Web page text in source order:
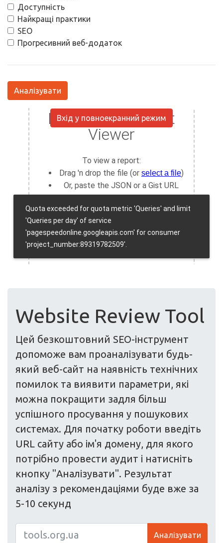
Доступність
Найкращі практики
SEO
Прогресивний веб-додаток
Аналізувати
Вхід у повноекранний режим
Website Review Tool
Цей безкоштовний SEO-інструмент
допоможе вам проаналізувати будь-
який веб-сайт на наявність технічних
помилок та виявити параметри, які
можна покращити задля більш
успішного просування у пошукових
системах. Для початку роботи введіть
URL сайту або ім'я домену, для якого
потрібно провести аудит і натисніть
кнопку "Аналізувати". Результат
аналізу з рекомендаціями буде вже за
5-10 секунд
Аналізувати